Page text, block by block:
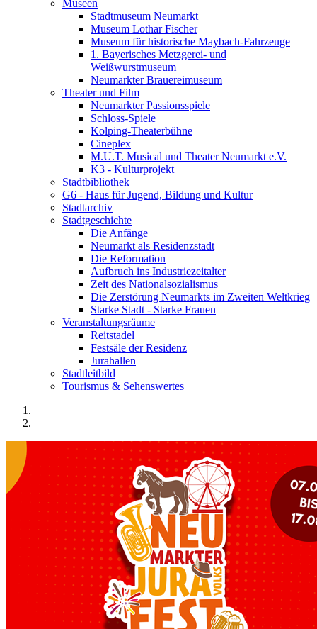
Museen
Stadtmuseum Neumarkt
Museum Lothar Fischer
Museum für historische Maybach-Fahrzeuge
1. Bayerisches Metzgerei- und
Weißwurstmuseum
Neumarkter Brauereimuseum
Theater und Film
Neumarkter Passionsspiele
Schloss-Spiele
Kolping-Theaterbühne
Cineplex
M.U.T. Musical und Theater Neumarkt e.V.
K3 - Kulturprojekt
Stadtbibliothek
G6 - Haus für Jugend, Bildung und Kultur
Stadtarchiv
Stadtgeschichte
Die Anfänge
Neumarkt als Residenzstadt
Die Reformation
Aufbruch ins Industriezeitalter
Zeit des Nationalsozialismus
Die Zerstörung Neumarkts im Zweiten Weltkrieg
Starke Stadt - Starke Frauen
Veranstaltungsräume
Reitstadel
Festsäle der Residenz
Jurahallen
Stadtleitbild
Tourismus & Sehenswertes